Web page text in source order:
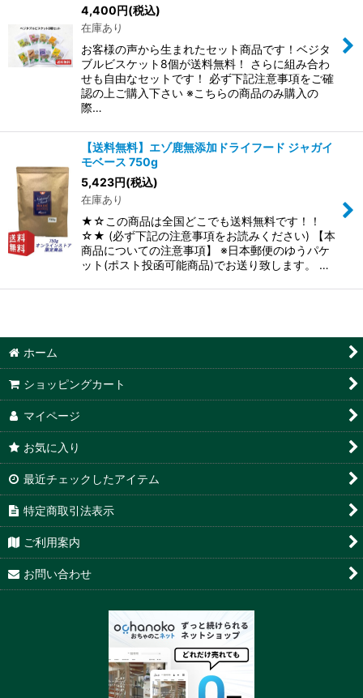
4,400円(税込)
在庫あり
お客様の声から生まれたセット商品です！ベジタ
ブルビスケット8個が送料無料！ さらに組み合わ
せも自由なセットです！ 必ず下記注意事項をご確
認の上ご購入下さい ※こちらの商品のみ購入の
際…
【送料無料】エゾ鹿無添加ドライフード ジャガイ
モベース 750g
5,423円(税込)
在庫あり
★☆この商品は全国どこでも送料無料です！！
☆★ (必ず下記の注意事項をお読みください) 【本
商品についての注意事項】 ※日本郵便のゆうパケ
ット(ポスト投函可能商品)でお送り致します。 …
ホーム
ショッピングカート
マイページ
お気に入り
最近チェックしたアイテム
特定商取引法表示
ご利用案内
お問い合わせ